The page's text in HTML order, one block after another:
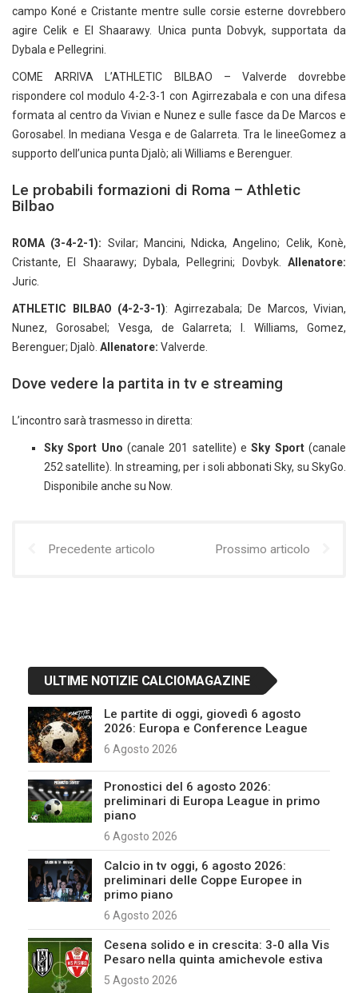
campo Koné e Cristante mentre sulle corsie esterne dovrebbero
agire Celik e El Shaarawy. Unica punta Dobvyk, supportata da
Dybala e Pellegrini.
COME ARRIVA L’ATHLETIC BILBAO – Valverde dovrebbe
rispondere col modulo 4-2-3-1 con Agirrezabala e con una difesa
formata al centro da Vivian e Nunez e sulle fasce da De Marcos e
Gorosabel. In mediana Vesga e de Galarreta. Tra le lineeGomez a
supporto dell’unica punta Djalò; ali Williams e Berenguer.
Le probabili formazioni di Roma – Athletic
Bilbao
ROMA (3-4-2-1): Svilar; Mancini, Ndicka, Angelino; Celik, Konè,
Cristante, El Shaarawy; Dybala, Pellegrini; Dovbyk. Allenatore:
Juric.
ATHLETIC BILBAO (4-2-3-1): Agirrezabala; De Marcos, Vivian,
Nunez, Gorosabel; Vesga, de Galarreta; I. Williams, Gomez,
Berenguer; Djalò. Allenatore: Valverde.
Dove vedere la partita in tv e streaming
L’incontro sarà trasmesso in diretta:
Sky Sport Uno (canale 201 satellite) e Sky Sport(canale
252 satellite). In streaming, per i soli abbonati Sky, su SkyGo.
Disponibile anche su Now.
Precedente articolo Prossimo articolo
ULTIME NOTIZIE CALCIOMAGAZINE
Le partite di oggi, giovedì 6 agosto
2026: Europa e Conference League
6 Agosto 2026
Pronostici del 6 agosto 2026:
preliminari di Europa League in primo
piano
6 Agosto 2026
Calcio in tv oggi, 6 agosto 2026:
preliminari delle Coppe Europee in
primo piano
6 Agosto 2026
Cesena solido e in crescita: 3-0 alla Vis
Pesaro nella quinta amichevole estiva
5 Agosto 2026